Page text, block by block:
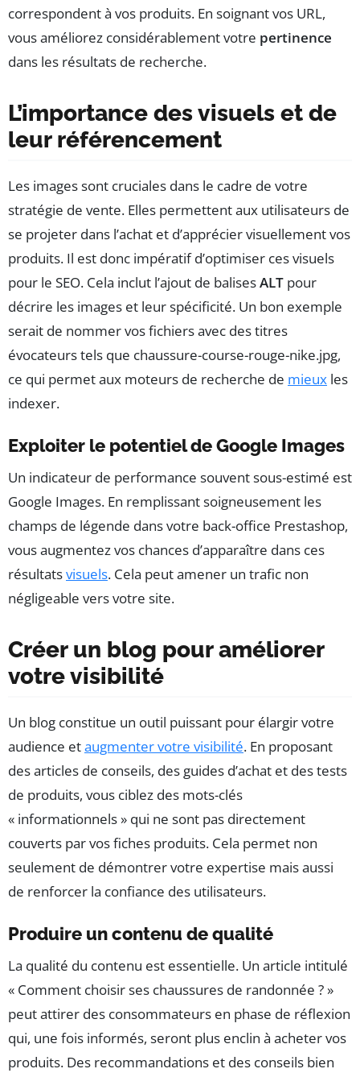
correspondent à vos produits. En soignant vos URL,
vous améliorez considérablement votre pertinence
dans les résultats de recherche.
L’importance des visuels et de
leur référencement
Les images sont cruciales dans le cadre de votre
stratégie de vente. Elles permettent aux utilisateurs de
se projeter dans l’achat et d’apprécier visuellement vos
produits. Il est donc impératif d’optimiser ces visuels
pour le SEO. Cela inclut l’ajout de balisesALT pour
décrire les images et leur spécificité. Un bon exemple
serait de nommer vos fichiers avec des titres
évocateurs tels que chaussure-course-rouge-nike.jpg,
ce qui permet aux moteurs de recherche de mieux les
indexer.
Exploiter le potentiel de Google Images
Un indicateur de performance souvent sous-estimé est
Google Images. En remplissant soigneusement les
champs de légende dans votre back-office Prestashop,
vous augmentez vos chances d’apparaître dans ces
résultatsvisuels. Cela peut amener un trafic non
négligeable vers votre site.
Créer un blog pour améliorer
votre visibilité
Un blog constitue un outil puissant pour élargir votre
audience etaugmenter votre visibilité. En proposant
des articles de conseils, des guides d’achat et des tests
de produits, vous ciblez des mots-clés
« informationnels » qui ne sont pas directement
couverts par vos fiches produits. Cela permet non
seulement de démontrer votre expertise mais aussi
de renforcer la confiance des utilisateurs.
Produire un contenu de qualité
La qualité du contenu est essentielle. Un article intitulé
« Comment choisir ses chaussures de randonnée ? »
peut attirer des consommateurs en phase de réflexion
qui, une fois informés, seront plus enclin à acheter vos
produits. Des recommandations et des conseils bien